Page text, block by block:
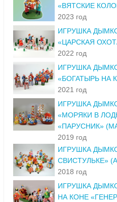
«ВЯТСКИЕ
2023 год
ИГРУШКА
«ЦАРСКАЯ
2022 год
ИГРУШКА
«БОГАТЫРЬ НА
2021 год
ИГРУШКА
«МОРЯКИ В
«ПАРУСНИК»
2019 год
ИГРУШКА
СВИСТУЛЬКЕ»
2018 год
ИГРУШКА
НА КОНЕ